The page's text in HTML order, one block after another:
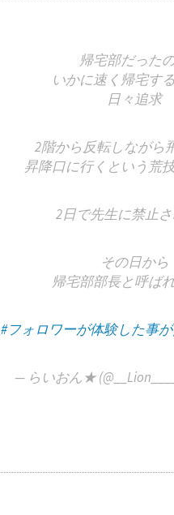
帰宅部だった
いかに速く帰宅す
日々追求
2階から反転しながら
昇降口に行くという荒
2日で先生に禁止
その日から
帰宅部部長と呼ば
#フォロワーが体験した事
— らいおん★